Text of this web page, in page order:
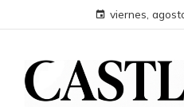
viernes,